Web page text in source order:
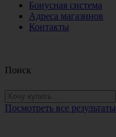
Бонусная система
Адреса магазинов
Контакты
Поиск
Посмотреть все результаты